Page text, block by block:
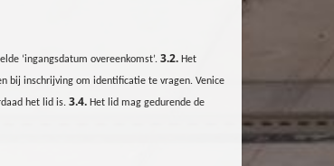
‘ingangsdatum overeenkomst’. 3.2. Het
bij inschrijving om identificatie te vragen. Venice
het lid is. 3.4. Het lid mag gedurende de